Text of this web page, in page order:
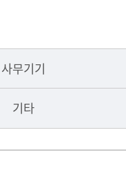
사무기기
기타